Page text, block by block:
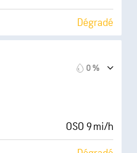
Dégradé
30000 pi
0 %
OSO 9 mi/h